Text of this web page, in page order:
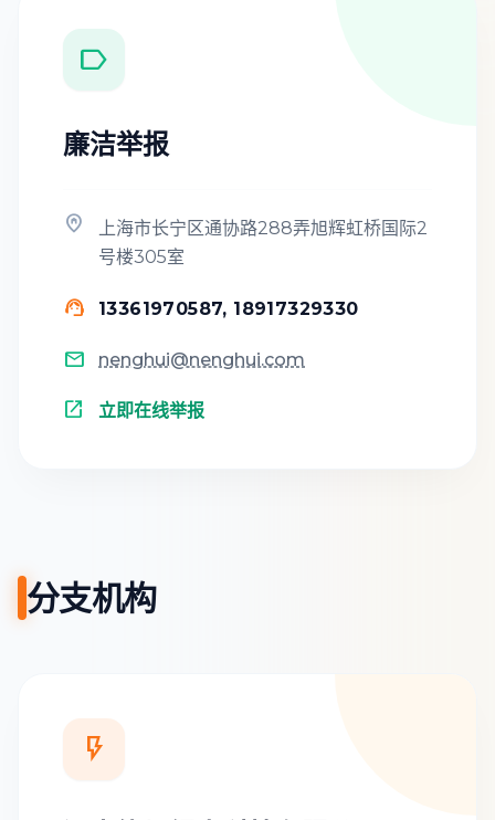

廉洁举报

上海市长宁区通协路288弄旭辉虹桥国际2
号楼305室
 13361970587, 18917329330
 nenghui@nenghui.com
 立即在线举报
分支机构
